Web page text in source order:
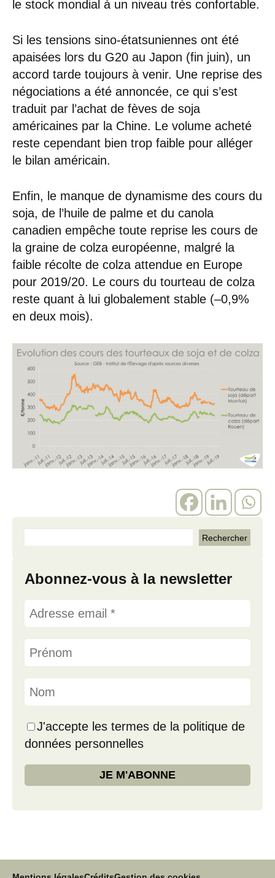
le stock mondial à un niveau très confortable.
Si les tensions sino-étatsuniennes ont été
apaisées lors du G20 au Japon (fin juin), un
accord tarde toujours à venir. Une reprise des
négociations a été annoncée, ce qui s’est
traduit par l’achat de fèves de soja
américaines par la Chine. Le volume acheté
reste cependant bien trop faible pour alléger
le bilan américain.
Enfin, le manque de dynamisme des cours du
soja, de l’huile de palme et du canola
canadien empêche toute reprise les cours de
la graine de colza européenne, malgré la
faible récolte de colza attendue en Europe
pour 2019/20. Le cours du tourteau de colza
reste quant à lui globalement stable (–0,9%
en deux mois).
Abonnez-vous à la newsletter
J'accepte les termes de la politique de
données personnelles